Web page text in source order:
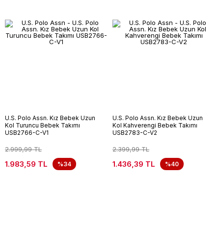
U.S. Polo Assn. Kız Bebek Uzun
Kol Turuncu Bebek Takımı
USB2766-C-V1
2.999,99 TL
1.983,59 TL %34
U.S. Polo Assn. Kız Bebek Uzun
Kol Kahverengi Bebek Takımı
USB2783-C-V2
2.399,99 TL
1.436,39 TL %40